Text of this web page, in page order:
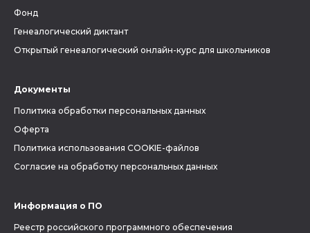
Фонд
Генеалогический диктант
Открытый генеалогический онлайн-курс для школьников
Документы
Политика обработки персональных данных
Оферта
Политика использования COOKIE-файлов
Согласие на обработку персональных данных
Информация о ПО
Реестр российского программного обеспечения